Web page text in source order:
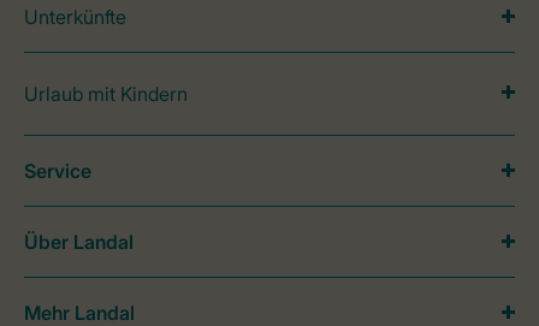
Unterkünfte
Urlaub mit Kindern
Service
Über Landal
Mehr Landal